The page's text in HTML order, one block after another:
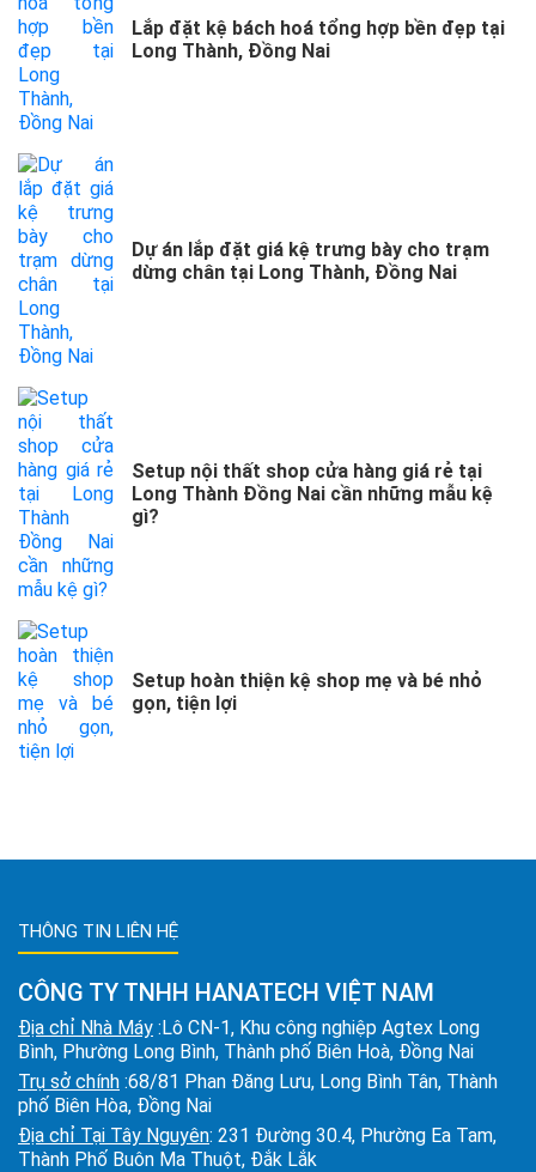
Lắp đặt kệ bách hoá tổng hợp bền đẹp tại
Long Thành, Đồng Nai
Dự án lắp đặt giá kệ trưng bày cho trạm
dừng chân tại Long Thành, Đồng Nai
Setup nội thất shop cửa hàng giá rẻ tại
Long Thành Đồng Nai cần những mẫu kệ
gì?
Setup hoàn thiện kệ shop mẹ và bé nhỏ
gọn, tiện lợi
THÔNG TIN LIÊN HỆ
CÔNG TY TNHH HANATECH VIỆT NAM
Địa chỉ Nhà Máy :Lô CN-1, Khu công nghiệp Agtex Long
Bình, Phường Long Bình, Thành phố Biên Hoà, Đồng Nai
Trụ sở chính :68/81 Phan Đăng Lưu, Long Bình Tân, Thành
phố Biên Hòa, Đồng Nai
Địa chỉ Tại Tây Nguyên: 231 Đường 30.4, Phường Ea Tam,
Thành Phố Buôn Ma Thuột, Đắk Lắk